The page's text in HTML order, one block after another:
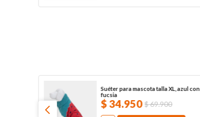
Suéter para mascota talla XL, azul con
fucsia
$34.950 $69.900